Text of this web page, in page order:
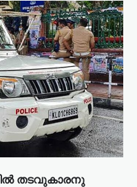
തടവുകാരനു